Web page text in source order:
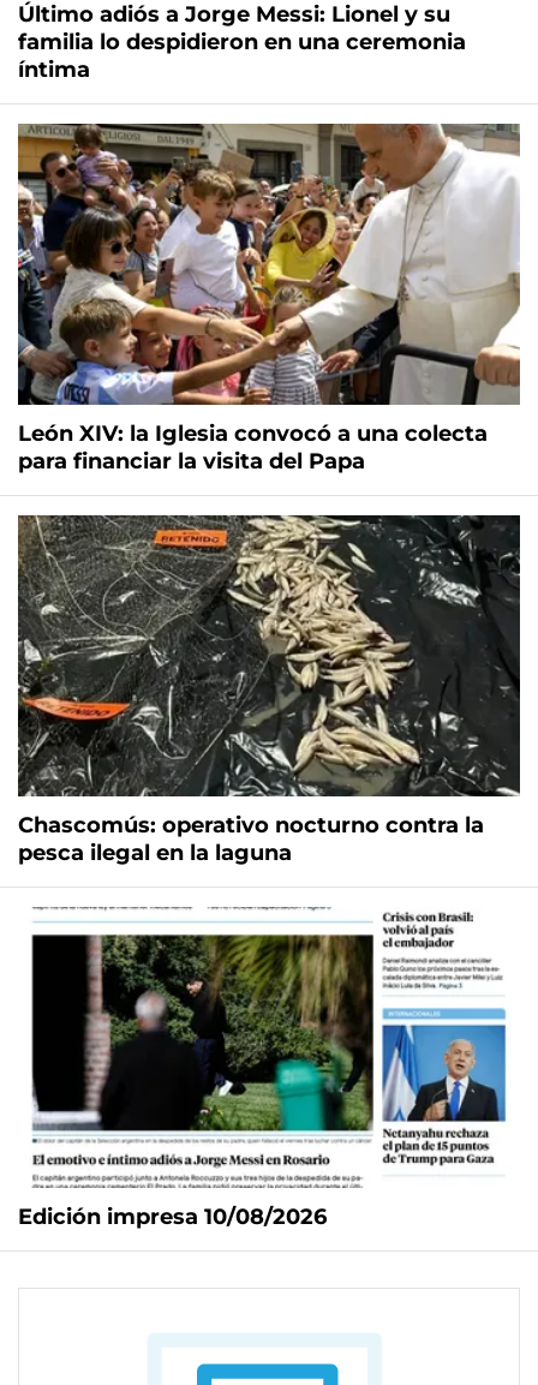
Último adiós a Jorge Messi: Lionel y su
familia lo despidieron en una ceremonia
íntima
León XIV: la Iglesia convocó a una colecta
para financiar la visita del Papa
Chascomús: operativo nocturno contra la
pesca ilegal en la laguna
Edición impresa 10/08/2026